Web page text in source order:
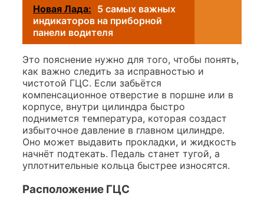
Новая Лада: 5 самых важных
индикаторов на приборной
панели водителя
Это пояснение нужно для того, чтобы понять,
как важно следить за исправностью и
чистотой ГЦС. Если забьётся
компенсационное отверстие в поршне или в
корпусе, внутри цилиндра быстро
поднимется температура, которая создаст
избыточное давление в главном цилиндре.
Оно может выдавить прокладки, и жидкость
начнёт подтекать. Педаль станет тугой, а
уплотнительные кольца быстрее износятся.
Расположение ГЦС